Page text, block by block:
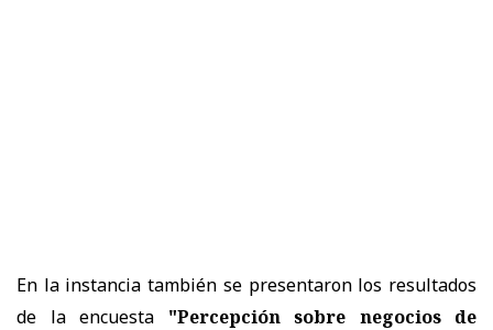
En la instancia también se presentaron los resultados
de la encuesta "Percepción sobre negocios de